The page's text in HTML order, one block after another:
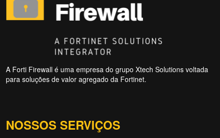
A Forti Firewall é uma empresa do grupo Xtech Solutions voltada
para soluções de valor agregado da Fortinet.
NOSSOS SERVIÇOS